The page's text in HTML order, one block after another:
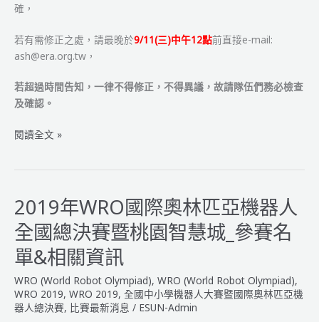
確，
若有需修正之處，請最晚於9/11(三)中午12點前直接e-mail:
ash@era.org.tw，
若超過時間告知，一律不得修正，不得異議，故請隊伍們務必檢查
及確認。
2019
WRO
際
奧
林
匹
亞
機
器
人
閱讀全文 »
2019年WRO國際奧林匹亞機器人
全國總決賽暨桃園智慧城_參賽名
單&相關資訊
WRO (World Robot Olympiad), WRO (World Robot Olympiad),
WRO 2019, WRO 2019, 全國中小學機器人大賽暨國際奧林匹亞機
器人總決賽, 比賽最新消息 / ESUN-Admin